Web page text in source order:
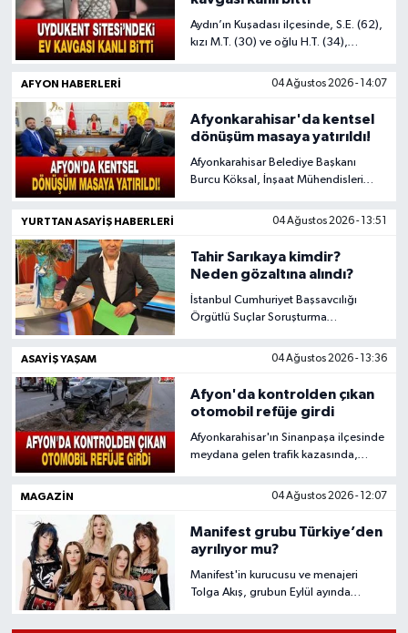
ardından doğal yaşam alanına
bırakılacak.
Aydın’ın Kuşadası ilçesinde, S.E. (62),
kızı M.T. (30) ve oğlu H.T. (34),
apartman dairesine izinsiz
oğlu R.D. tarafından darp edilip,
vücutlarının çeşitli yerlerinden
bıçaklandı.
AFYON HABERLERI 04 Ağustos 2026 - 14:07
Afyonkarahisar'da kentsel
dönüşüm masaya yatırıldı!
Afyonkarahisar Belediye Başkanı
Burcu Köksal, İnşaat Mühendisleri
Tuna Seçme ile beraberindeki heyeti
YURTTAN ASAYIŞ HABERLERI 04 Ağustos 2026 - 13:51
Tahir Sarıkaya kimdir?
Neden gözaltına alındı?
İstanbul Cumhuriyet Başsavcılığı
Örgütlü Suçlar Soruşturma
soruşturması" kapsamında gazeteci
gözaltına alındı.
ASAYIŞ YAŞAM 04 Ağustos 2026 - 13:36
Afyon'da kontrolden çıkan
otomobil refüje girdi
Afyonkarahisar'ın Sinanpaşa ilçesinde
meydana gelen trafik kazasında,
refüje girmesi sonucu 3 kişi yaralandı.
MAGAZIN 04 Ağustos 2026 - 12:07
Manifest grubu Türkiye’den
ayrılıyor mu?
Manifest'in kurucusu ve menajeri
Tolga Akış, grubun Eylül ayında
tamamen Londra'ya taşınacağını